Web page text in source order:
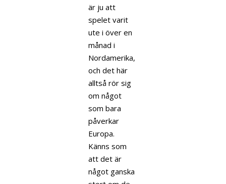
är ju att
spelet varit
ute i över en
månad i
Nordamerika,
och det här
alltså rör sig
om något
som bara
påverkar
Europa.
Känns som
att det är
något ganska